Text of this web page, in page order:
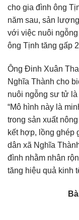
cho gia đình ông
năm sau, sản
với việc nuôi
ông Tịnh tăng gấp
Ông Đinh Xuân
Nghĩa Thành cho
nuôi ngỗng sư tử
“Mô hình này là
trong sản xuất
kết hợp, lồng ghép
dân xã Nghĩa
đình nhằm nhân
tăng hiệu quả kinh